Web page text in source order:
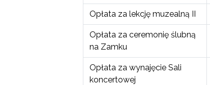
Opłata za lekcję muzealną II
Opłata za ceremonię ślubną
na Zamku
Opłata za wynajęcie Sali
koncertowej